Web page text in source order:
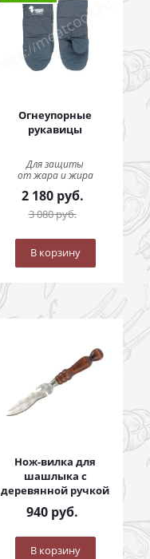
Огнеупорные
рукавицы
Для защиты
от жара и жира
2 180руб.
3 080руб.
В корзину
Нож-вилка для
шашлыка с
деревянной ручкой
940 руб.
В корзину